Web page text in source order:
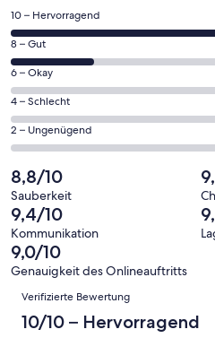
einem
neuen
Fenster
geöffnet
36
von
insgesamt
46
Gästebewertungen
haben
eine
Bewertung
von
10
-
Hervorragend
10 – Hervorragend
10
von
insgesamt
46
Gästebewertungen
haben
eine
Bewertung
von
8
-
Gut
8 – Gut
0
von
insgesamt
46
Gästebewertungen
haben
eine
Bewertung
von
6
-
Okay
6 – Okay
0
von
insgesamt
Gästebewertungen
haben
eine
Bewertung
von
4
4 – Schlecht
0
von
insgesamt
46
Gästebewertungen
haben
eine
Bewertung
von
2 – Ungenügend
8,8/10
Sauberkeit
9,4/10
Kommunikation
9,0/10
Genauigkeit des Onlineauftritts
Bewertungen
Verifizierte Bewertung
10/10 – Hervorragend